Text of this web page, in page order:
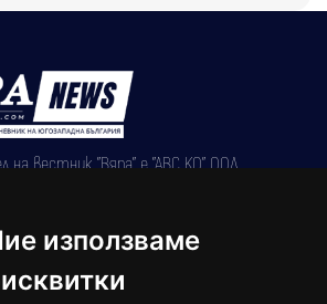
използваме
на вестник "Вяра" е "АВС КО" ООД,
година.
Ботев" 43